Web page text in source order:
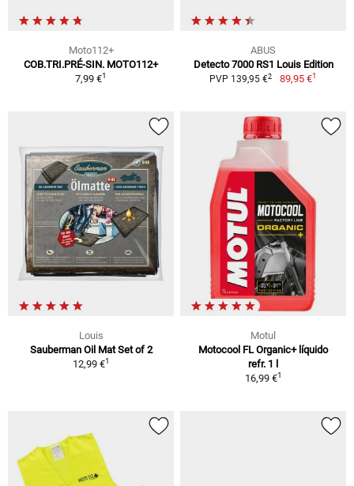
Moto112+
COB.TRI.PRÉ-SIN. MOTO112+
7,99 €1
ABUS
Detecto 7000 RS1 Louis Edition
PVP 139,95 €2 89,95 €1
Louis
Sauberman Oil Mat Set of 2
12,99 €1
Motul
Motocool FL Organic+ líquido
refr. 1 l
16,99 €1